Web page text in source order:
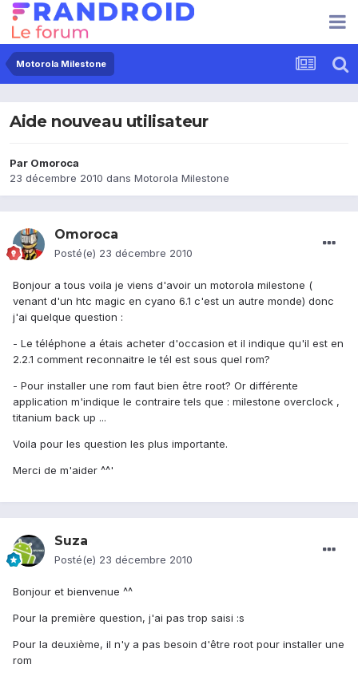
Motorola Milestone
Aide nouveau utilisateur
Par Omoroca
23 décembre 2010 dans Motorola Milestone
Omoroca
Posté(e) 23 décembre 2010
Bonjour a tous voila je viens d'avoir un motorola milestone (
venant d'un htc magic en cyano 6.1 c'est un autre monde) donc
j'ai quelque question :
- Le téléphone a étais acheter d'occasion et il indique qu'il est en
2.2.1 comment reconnaitre le tél est sous quel rom?
- Pour installer une rom faut bien être root? Or différente
application m'indique le contraire tels que : milestone overclock ,
titanium back up ...
Voila pour les question les plus importante.
Merci de m'aider ^^'
Suza
Posté(e) 23 décembre 2010
Bonjour et bienvenue ^^
Pour la première question, j'ai pas trop saisi :s
Pour la deuxième, il n'y a pas besoin d'être root pour installer une
rom